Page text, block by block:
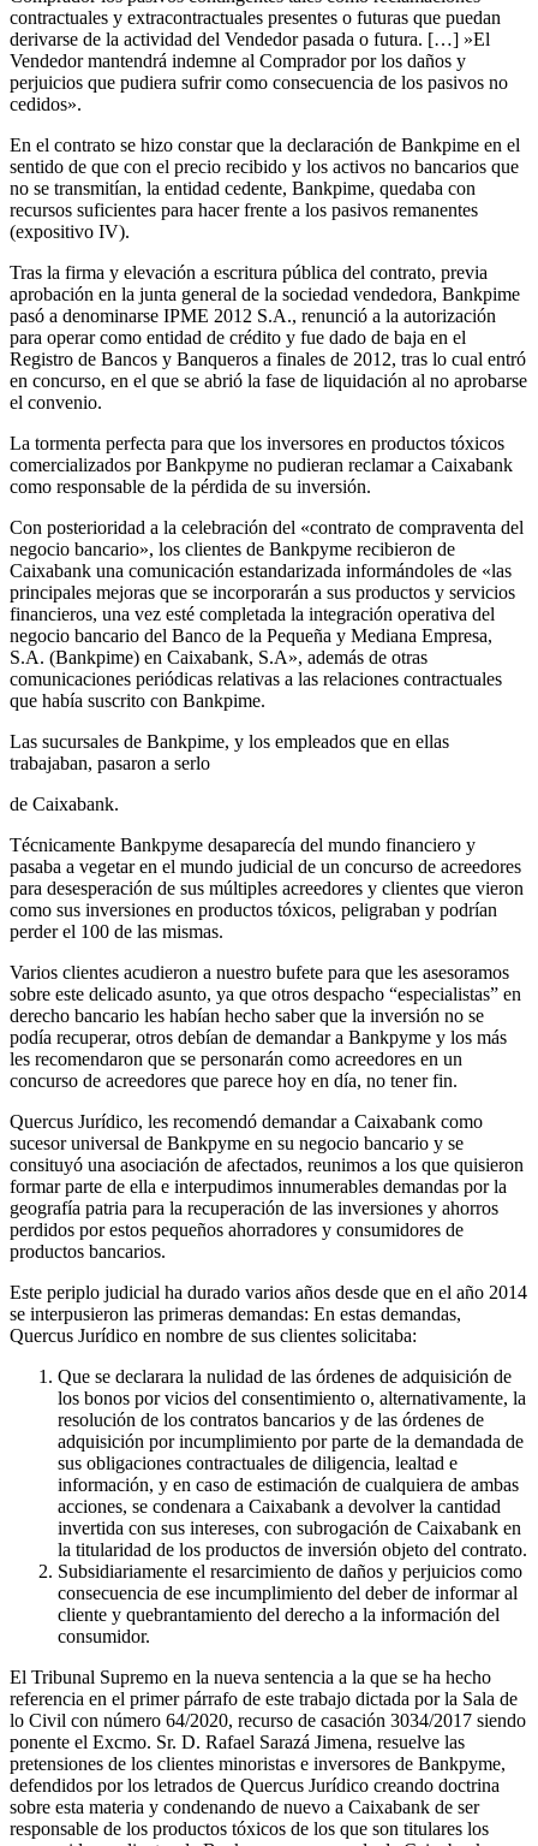
contractuales y extracontractuales presentes o futuras que puedan
derivarse de la actividad del Vendedor pasada o futura. […] »El
Vendedor mantendrá indemne al Comprador por los daños y
perjuicios que pudiera sufrir como consecuencia de los pasivos no
cedidos».
En el contrato se hizo constar que la declaración de Bankpime en el
sentido de que con el precio recibido y los activos no bancarios que
no se transmitían, la entidad cedente, Bankpime, quedaba con
recursos suficientes para hacer frente a los pasivos remanentes
(expositivo IV).
Tras la firma y elevación a escritura pública del contrato, previa
aprobación en la junta general de la sociedad vendedora, Bankpime
pasó a denominarse IPME 2012 S.A., renunció a la autorización
para operar como entidad de crédito y fue dado de baja en el
Registro de Bancos y Banqueros a finales de 2012, tras lo cual entró
en concurso, en el que se abrió la fase de liquidación al no aprobarse
el convenio.
La tormenta perfecta para que los inversores en productos tóxicos
comercializados por Bankpyme no pudieran reclamar a Caixabank
como responsable de la pérdida de su inversión.
Con posterioridad a la celebración del «contrato de compraventa del
negocio bancario», los clientes de Bankpyme recibieron de
Caixabank una comunicación estandarizada informándoles de «las
principales mejoras que se incorporarán a sus productos y servicios
financieros, una vez esté completada la integración operativa del
negocio bancario del Banco de la Pequeña y Mediana Empresa,
S.A. (Bankpime) en Caixabank, S.A», además de otras
comunicaciones periódicas relativas a las relaciones contractuales
que había suscrito con Bankpime.
Las sucursales de Bankpime, y los empleados que en ellas
trabajaban, pasaron a serlo
de Caixabank.
Técnicamente Bankpyme desaparecía del mundo financiero y
pasaba a vegetar en el mundo judicial de un concurso de acreedores
para desesperación de sus múltiples acreedores y clientes que vieron
como sus inversiones en productos tóxicos, peligraban y podrían
perder el 100 de las mismas.
Varios clientes acudieron a nuestro bufete para que les asesoramos
sobre este delicado asunto, ya que otros despacho “especialistas” en
derecho bancario les habían hecho saber que la inversión no se
podía recuperar, otros debían de demandar a Bankpyme y los más
les recomendaron que se personarán como acreedores en un
concurso de acreedores que parece hoy en día, no tener fin.
Quercus Jurídico, les recomendó demandar a Caixabank como
sucesor universal de Bankpyme en su negocio bancario y se
consituyó una asociación de afectados, reunimos a los que quisieron
formar parte de ella e interpudimos innumerables demandas por la
geografía patria para la recuperación de las inversiones y ahorros
perdidos por estos pequeños ahorradores y consumidores de
productos bancarios.
Este periplo judicial ha durado varios años desde que en el año 2014
se interpusieron las primeras demandas: En estas demandas,
Quercus Jurídico en nombre de sus clientes solicitaba:
Que se declarara la nulidad de las órdenes de adquisición de
los bonos por vicios del consentimiento o, alternativamente, la
resolución de los contratos bancarios y de las órdenes de
adquisición por incumplimiento por parte de la demandada de
sus obligaciones contractuales de diligencia, lealtad e
información, y en caso de estimación de cualquiera de ambas
acciones, se condenara a Caixabank a devolver la cantidad
invertida con sus intereses, con subrogación de Caixabank en
la titularidad de los productos de inversión objeto del contrato.
Subsidiariamente el resarcimiento de daños y perjuicios como
consecuencia de ese incumplimiento del deber de informar al
cliente y quebrantamiento del derecho a la información del
consumidor.
El Tribunal Supremo en la nueva sentencia a la que se ha hecho
referencia en el primer párrafo de este trabajo dictada por la Sala de
lo Civil con número 64/2020, recurso de casación 3034/2017 siendo
ponente el Excmo. Sr. D. Rafael Sarazá Jimena, resuelve las
pretensiones de los clientes minoristas e inversores de Bankpyme,
defendidos por los letrados de Quercus Jurídico creando doctrina
sobre esta materia y condenando de nuevo a Caixabank de ser
responsable de los productos tóxicos de los que son titulares los